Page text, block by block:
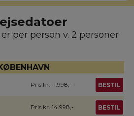
per person v. 2 personer
Pris kr. 11.998,- BESTIL
Pris kr. 14.998,- BESTIL